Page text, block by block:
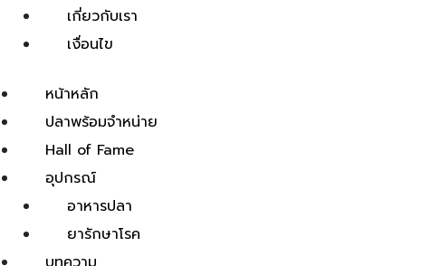
เกี่ยวกับเรา
เงื่อนไข
หน้าหลัก
ปลาพร้อมจำหน่าย
Hall of Fame
อุปกรณ์
อาหารปลา
ยารักษาโรค